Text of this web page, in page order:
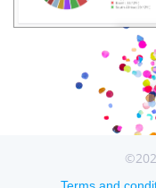
Terms and